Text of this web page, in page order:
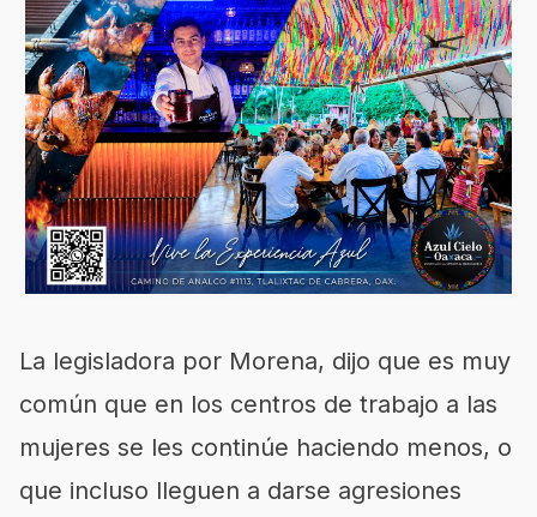
La legisladora por Morena, dijo que es muy
común que en los centros de trabajo a las
mujeres se les continúe haciendo menos, o
que incluso lleguen a darse agresiones